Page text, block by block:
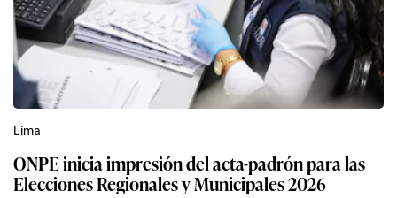
Lima
ONPE inicia impresión del acta-padrón para las
Elecciones Regionales y Municipales 2026